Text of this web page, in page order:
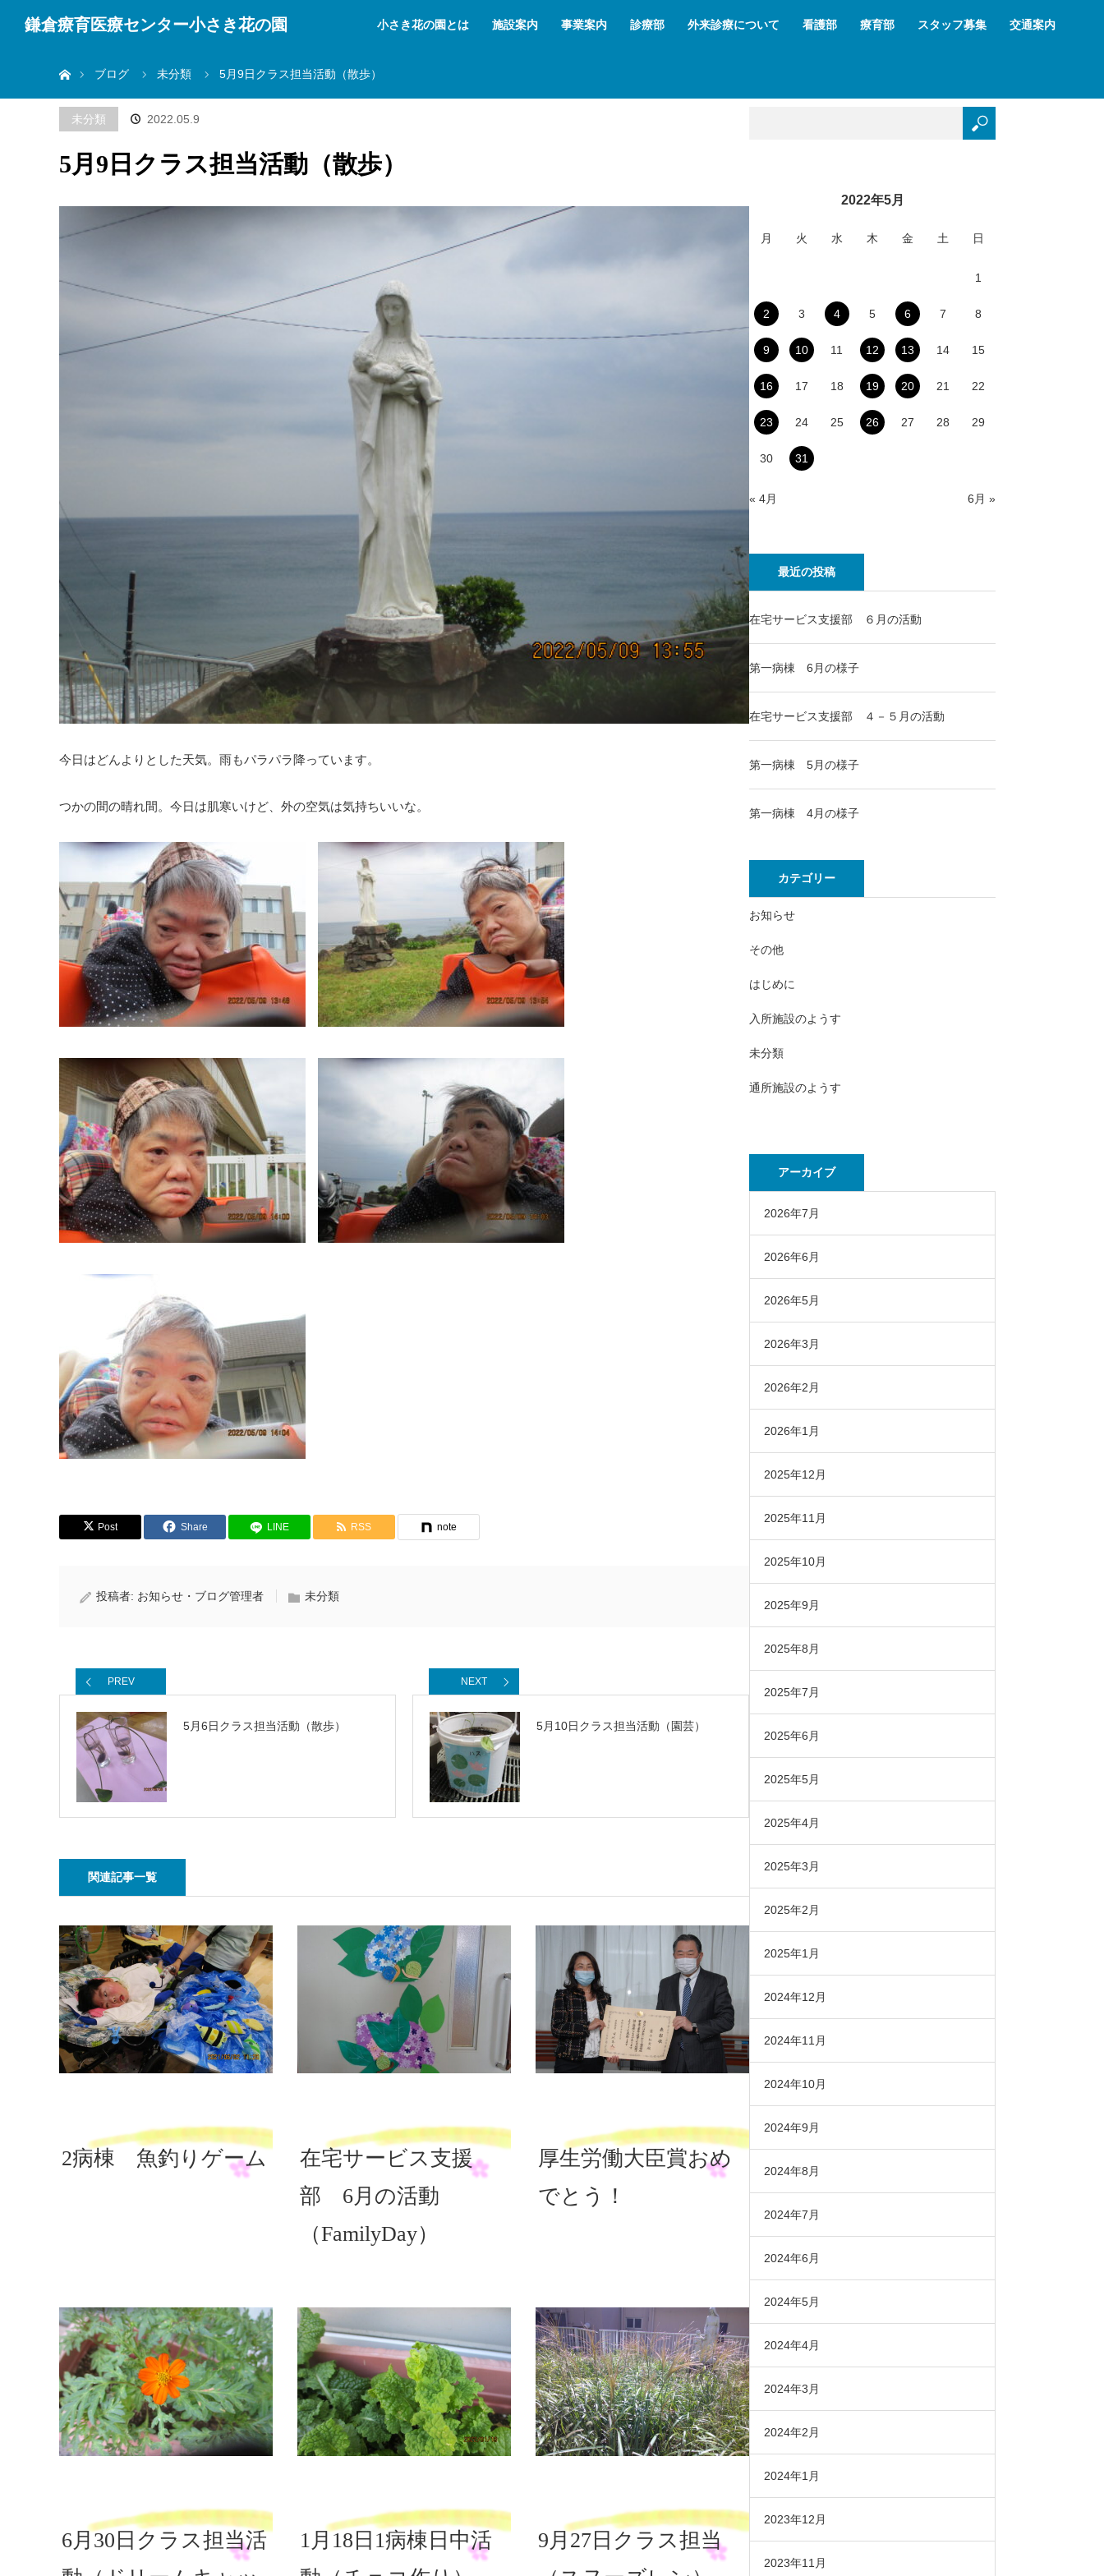
鎌倉療育医療センター小さき花の園 小さき花の園とは 施設案内 事業案内 診療部 外来診療について 看護部 療育部 スタッフ募集 交通案内
ブログ
未分類 5月9日クラス担当活動（散歩）
未分類 2022.05.9
5月9日クラス担当活動（散歩）
今日はどんよりとした天気。雨もパラパラ降っています。
つかの間の晴れ間。今日は肌寒いけど、外の空気は気持ちいいな。
Post Share LINE RSS note
投稿者: お知らせ・ブログ管理者 未分類
PREV
5月6日クラス担当活動（散歩）
NEXT
5月10日クラス担当活動（園芸）
関連記事一覧
2病棟 魚釣りゲーム
在宅サービス支援
部 6月の活動
（FamilyDay）
厚生労働大臣賞おめ
でとう！
6月30日クラス担当活
1月18日1病棟日中活
9月27日クラス担当
2022年5月
月 火 水 木 金 土 日
1
2 3 4 5 6 7 8
9 10 11 12 13 14 15
16 17 18 19 20 21 22
23 24 25 26 27 28 29
30 31
« 4月 6月 »
最近の投稿
在宅サービス支援部 ６月の活動
第一病棟 6月の様子
在宅サービス支援部 ４－５月の活動
第一病棟 5月の様子
第一病棟 4月の様子
カテゴリー
お知らせ
その他
はじめに
入所施設のようす
未分類
通所施設のようす
アーカイブ
2026年7月
2026年6月
2026年5月
2026年3月
2026年2月
2026年1月
2025年12月
2025年11月
2025年10月
2025年9月
2025年8月
2025年7月
2025年6月
2025年5月
2025年4月
2025年3月
2025年2月
2025年1月
2024年12月
2024年11月
2024年10月
2024年9月
2024年8月
2024年7月
2024年6月
2024年5月
2024年4月
2024年3月
2024年2月
2024年1月
2023年12月
2023年11月